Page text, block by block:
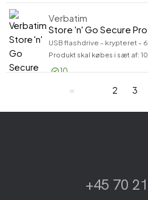
Verbatim
Store 'n' Go Secure Pro
USB flashdrive - krypteret -
Produkt skal købes i sæt af: 10
10
2 3
+45 70